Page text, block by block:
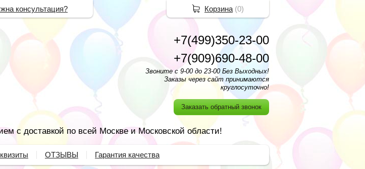
+7(499)350-23-00
+7(909)690-48-00
Звоните с 9-00 до 23-00 Без Выходных!
Заказы через сайт принимаются
круглосуточно!
Заказать обратный звонок
с доставкой по всей Москве и Московской области!
ОТЗЫВЫ Гарантия качества
консультация? Корзина (0)